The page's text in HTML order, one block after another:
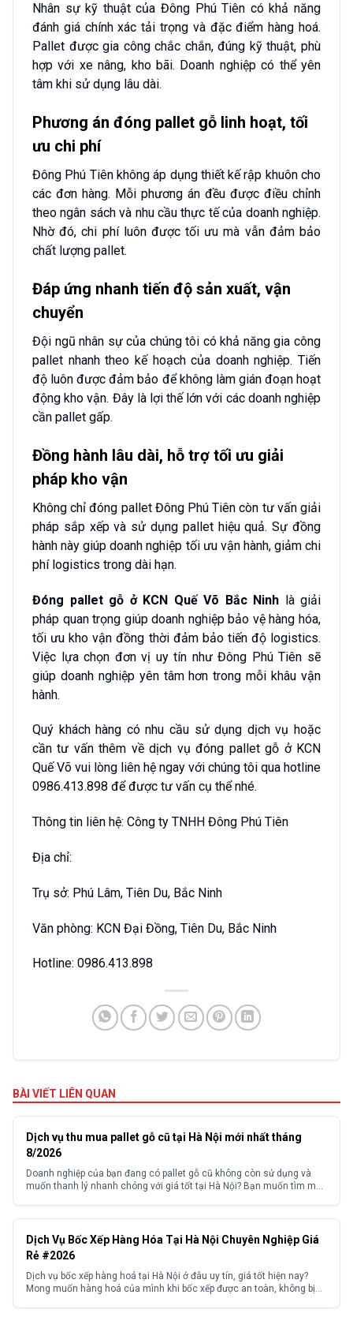
Nhân sự kỹ thuật của Đông Phú Tiên có khả năng
đánh giá chính xác tải trọng và đặc điểm hàng hoá.
Pallet được gia công chắc chắn, đúng kỹ thuật, phù
hợp với xe nâng, kho bãi. Doanh nghiệp có thể yên
tâm khi sử dụng lâu dài.
Phương án đóng pallet gỗ linh hoạt, tối
ưu chi phí
Đông Phú Tiên không áp dụng thiết kế rập khuôn cho
các đơn hàng. Mỗi phương án đều được điều chỉnh
theo ngân sách và nhu cầu thực tế của doanh nghiệp.
Nhờ đó, chi phí luôn được tối ưu mà vẫn đảm bảo
chất lượng pallet.
Đáp ứng nhanh tiến độ sản xuất, vận
chuyển
Đội ngũ nhân sự của chúng tôi có khả năng gia công
pallet nhanh theo kế hoạch của doanh nghiệp. Tiến
độ luôn được đảm bảo để không làm gián đoạn hoạt
động kho vận. Đây là lợi thế lớn với các doanh nghiệp
cần pallet gấp.
Đồng hành lâu dài, hỗ trợ tối ưu giải
pháp kho vận
Không chỉ đóng pallet Đông Phú Tiên còn tư vấn giải
pháp sắp xếp và sử dụng pallet hiệu quả. Sự đồng
hành này giúp doanh nghiệp tối ưu vận hành, giảm chi
phí logistics trong dài hạn.
Đóng pallet gỗ ở KCN Quế Võ Bắc Ninh là giải
pháp quan trọng giúp doanh nghiệp bảo vệ hàng hóa,
tối ưu kho vận đồng thời đảm bảo tiến độ logistics.
Việc lựa chọn đơn vị uy tín như Đông Phú Tiên sẽ
giúp doanh nghiệp yên tâm hơn trong mỗi khâu vận
hành.
Quý khách hàng có nhu cầu sử dụng dịch vụ hoặc
cần tư vấn thêm về dịch vụ đóng pallet gỗ ở KCN
Quế Võ vui lòng liên hệ ngay với chúng tôi qua hotline
0986.413.898 để được tư vấn cụ thể nhé.
Thông tin liên hệ: Công ty TNHH Đông Phú Tiên
Địa chỉ:
Trụ sở: Phú Lâm, Tiên Du, Bắc Ninh
Văn phòng: KCN Đại Đồng, Tiên Du, Bắc Ninh
Hotline: 0986.413.898
BÀI VIẾT LIÊN QUAN
Dịch vụ thu mua pallet gỗ cũ tại Hà Nội mới nhất tháng
8/2026
Doanh nghiệp của bạn đang có pallet gỗ cũ không còn sử dụng và
muốn thanh lý nhanh chóng với giá tốt tại Hà Nội? Bạn muốn tìm một
Dịch Vụ Bốc Xếp Hàng Hóa Tại Hà Nội Chuyên Nghiệp Giá
Rẻ #2026
Dịch vụ bốc xếp hàng hoá tại Hà Nội ở đâu uy tín, giá tốt hiện nay?
Mong muốn hàng hoá của mình khi bốc xếp được an toàn, không bị